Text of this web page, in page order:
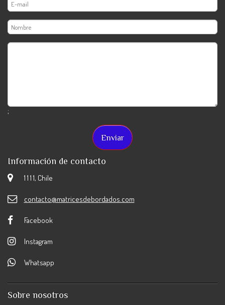
;
Información de contacto
1 1 1 1, Chile
contacto@matricesdebordados.com
Facebook
Instagram
Whatsapp
Sobre nosotros